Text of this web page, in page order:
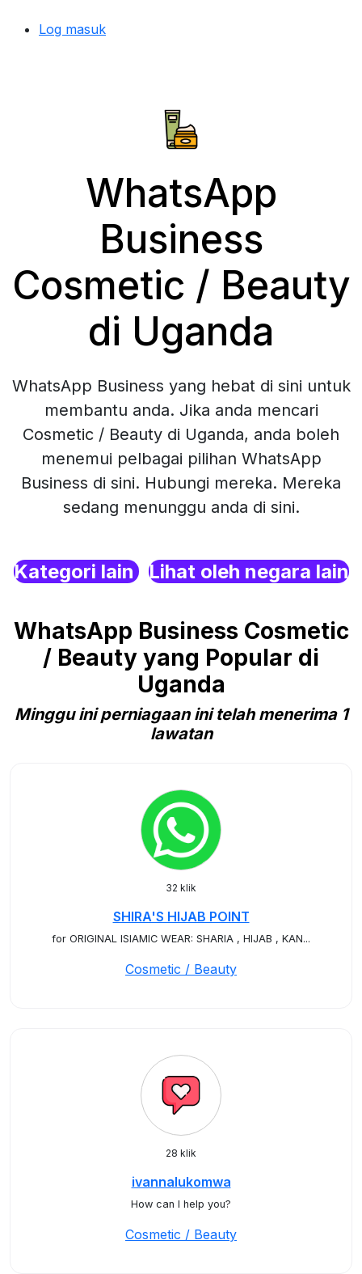
Log masuk
WhatsApp
Business
Cosmetic / Beauty
di Uganda
WhatsApp Business yang hebat di sini untuk
membantu anda. Jika anda mencari
Cosmetic / Beauty di Uganda, anda boleh
menemui pelbagai pilihan WhatsApp
Business di sini. Hubungi mereka. Mereka
sedang menunggu anda di sini.
Kategori lain Lihat oleh negara lain
WhatsApp Business Cosmetic
/ Beauty yang Popular di
Uganda
Minggu ini perniagaan ini telah menerima 1
lawatan
32 klik
SHIRA'S HIJAB POINT
for ORIGINAL ISIAMIC WEAR: SHARIA , HIJAB , KAN...
Cosmetic / Beauty
28 klik
ivannalukomwa
How can I help you?
Cosmetic / Beauty